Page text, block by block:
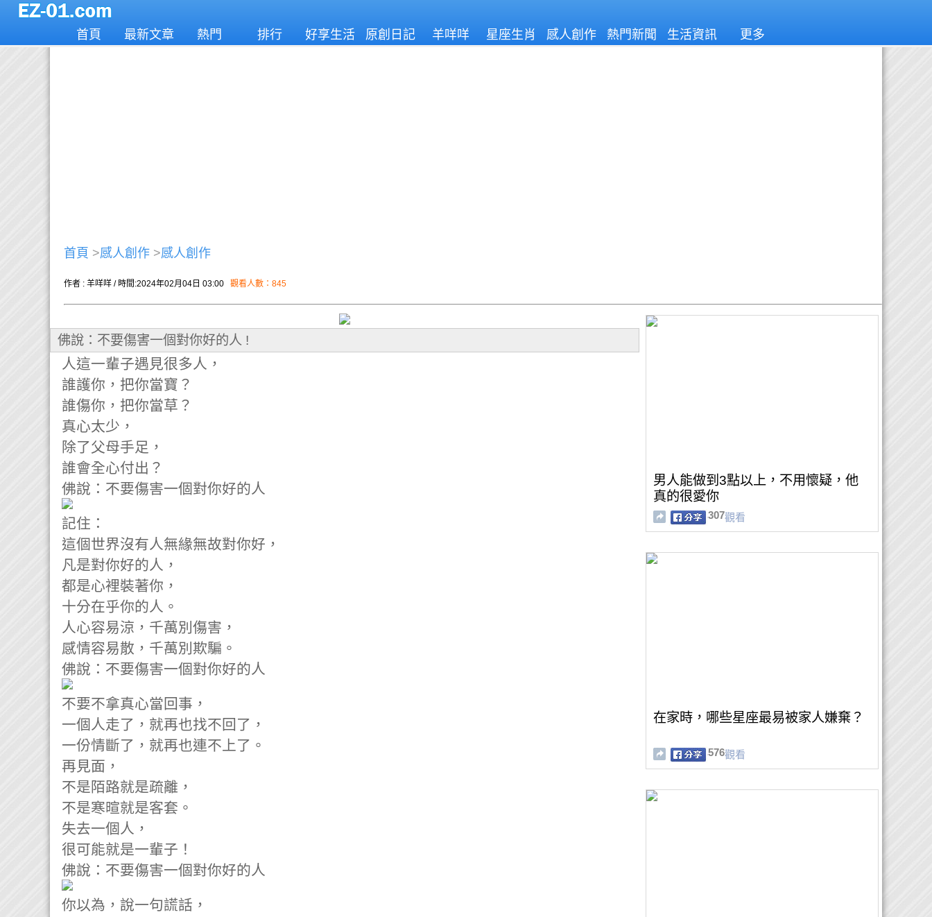
首頁 最新文章 熱門 排行 好享生活 原創日記 羊咩咩 星座生肖 感人創作 熱門新聞 生活資訊 更多
首頁 >感人創作 >感人創作
作者 : 羊咩咩 / 時間:2024年02月04日 03:00 觀看人數：845
佛說：不要傷害一個對你好的人 !
人這一輩子遇見很多人，
誰護你，把你當寶？
誰傷你，把你當草？
真心太少，
除了父母手足，
誰會全心付出？
佛說：不要傷害一個對你好的人
記住：
這個世界沒有人無緣無故對你好，
凡是對你好的人，
都是心裡裝著你，
十分在乎你的人。
人心容易涼，千萬別傷害，
感情容易散，千萬別欺騙。
佛說：不要傷害一個對你好的人
不要不拿真心當回事，
一個人走了，就再也找不回了，
一份情斷了，就再也連不上了。
再見面，
不是陌路就是疏離，
不是寒暄就是客套。
失去一個人，
很可能就是一輩子！
佛說：不要傷害一個對你好的人
你以為，說一句謊話，
男人能做到3點以上，不用懷疑，他
真的很愛你
307觀看
在家時，哪些星座最易被家人嫌棄？
576觀看